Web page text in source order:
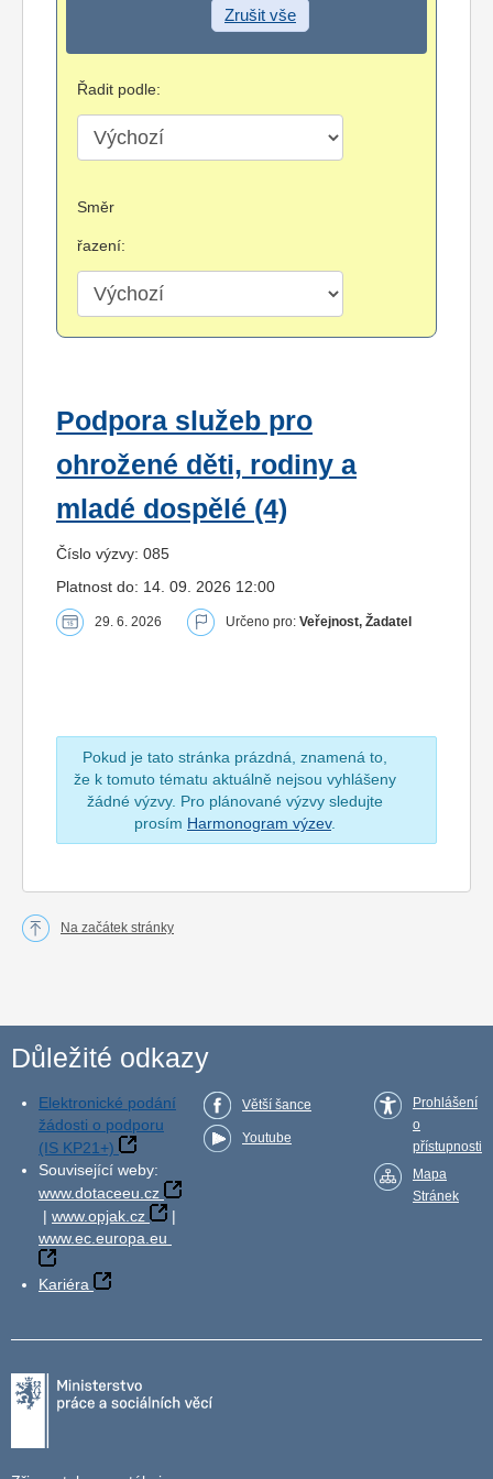
Zrušit vše
Řadit podle:
Směr
řazení:
Podpora služeb pro
ohrožené děti, rodiny a
mladé dospělé (4)
Číslo výzvy: 085
Platnost do: 14. 09. 2026 12:00
29. 6. 2026 Určeno pro: Veřejnost, Žadatel
Pokud je tato stránka prázdná, znamená to,
že k tomuto tématu aktuálně nejsou vyhlášeny
žádné výzvy. Pro plánované výzvy sledujte
prosím Harmonogram výzev.
Na začátek stránky
Důležité odkazy
Elektronické podání
žádosti o podporu
(IS KP21+)
Související weby:
www.dotaceeu.cz
| www.opjak.cz
|
www.ec.europa.eu
Kariéra
Větší šance
Youtube
Prohlášení
o
přístupnosti
Mapa
Stránek